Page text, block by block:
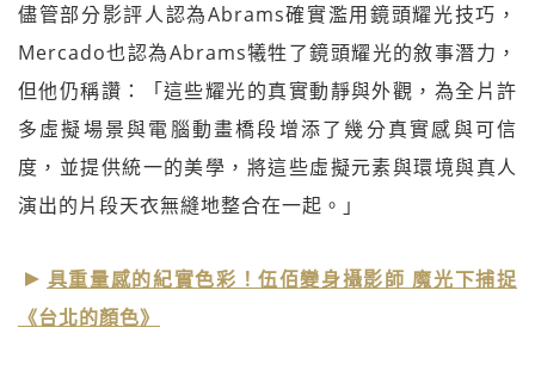
儘管部分影評人認為Abrams確實濫用鏡頭耀光技巧，
Mercado也認為Abrams犧牲了鏡頭耀光的敘事潛力，
但他仍稱讚：「這些耀光的真實動靜與外觀，為全片許
多虛擬場景與電腦動畫橋段增添了幾分真實感與可信
度，並提供統一的美學，將這些虛擬元素與環境與真人
演出的片段天衣無縫地整合在一起。」
具重量感的紀實色彩！伍佰變身攝影師 魔光下捕捉
《台北的顏色》